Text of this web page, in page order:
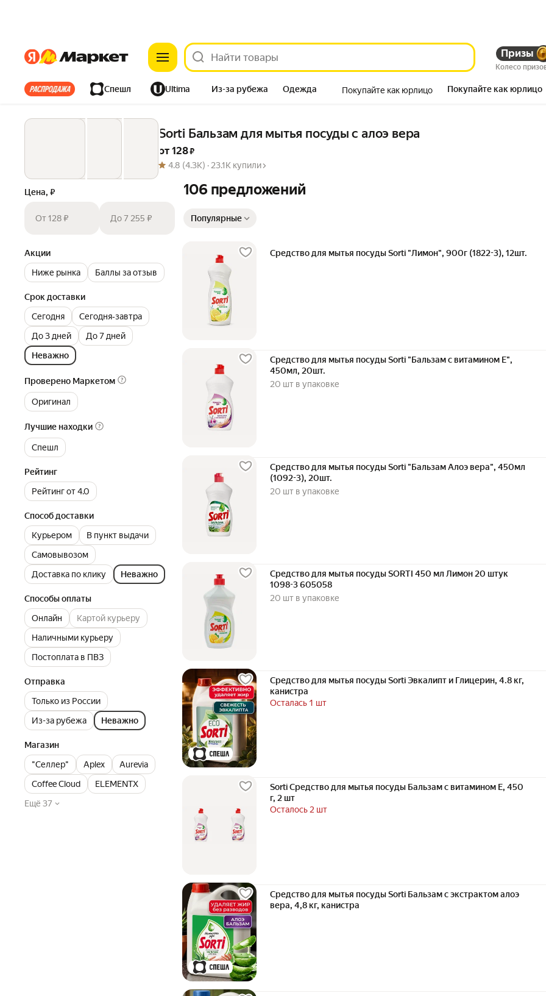
ЯндексЯндекс Призы
Колесо
Все хиты Спешл Ultima Из-за рубежа Одежда
Дом Ремонт Детям Красота
Покупайте как юрлицо Покупайте как юрлицо
Sorti Бальзам для мытья посуды с алоэ вера
от 128 ₽
4.8 (4.3K) · 23.1K купили
Цена, ₽
От 128 ₽ До 7 255 ₽
Акции
Ниже рынка
Баллы за отзыв
Срок доставки
Сегодня
Сегодня‐завтра
До 3 дней
До 7 дней
Неважно
Проверено Маркетом
Оригинал
Лучшие находки
Спешл
Рейтинг
Рейтинг от 4.0
Способ доставки
Курьером
В пункт выдачи
Самовывозом
Доставка по клику
Неважно
Способы оплаты
Онлайн
Картой курьеру
Наличными курьеру
Постоплата в ПВЗ
Отправка
Только из России
Из-за рубежа
Неважно
Магазин
"Селлер"
Aplex
Aurevia
Coffee Cloud
ELEMENTX
Ещё 37
106 предложений
Популярные
Средство для мытья посуды Sorti "Лимон", 900г (1822-3), 12шт.
Средство для мытья посуды Sorti "Бальзам с витамином Е",
450мл, 20шт.
20 шт в упаковке
Средство для мытья посуды Sorti "Бальзам Алоэ вера", 450мл
(1092-3), 20шт.
20 шт в упаковке
Средство для мытья посуды SORTI 450 мл Лимон 20 штук
1098-3 605058
20 шт в упаковке
Средство для мытья посуды Sorti Эвкалипт и Глицерин, 4.8 кг,
канистра
Осталась 1 шт
Sorti Средство для мытья посуды Бальзам с витамином Е, 450
г, 2 шт
Осталось 2 шт
Средство для мытья посуды Sorti Бальзам с экстрактом алоэ
вера, 4,8 кг, канистра